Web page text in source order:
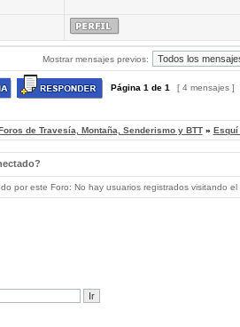
Mostrar mensajes previos:
Página 1 de 1 [ 4 mensajes ]
de Travesía, Montaña, Senderismo y BTT» Esquí
por este Foro: No hay usuarios registrados visitando